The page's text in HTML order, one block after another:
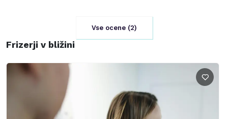
Vse ocene (2)
Frizerji v bližini